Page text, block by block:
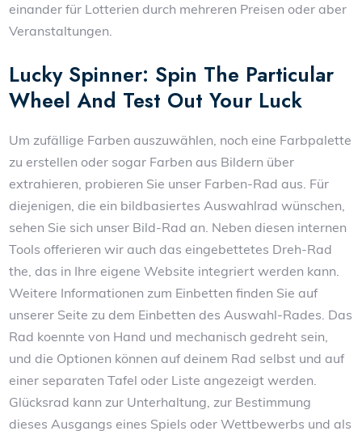
einander für Lotterien durch mehreren Preisen oder aber
Veranstaltungen.
Lucky Spinner: Spin The Particular
Wheel And Test Out Your Luck
Um zufällige Farben auszuwählen, noch eine Farbpalette
zu erstellen oder sogar Farben aus Bildern über
extrahieren, probieren Sie unser Farben-Rad aus. Für
diejenigen, die ein bildbasiertes Auswahlrad wünschen,
sehen Sie sich unser Bild-Rad an. Neben diesen internen
Tools offerieren wir auch das eingebettetes Dreh-Rad
the, das in Ihre eigene Website integriert werden kann.
Weitere Informationen zum Einbetten finden Sie auf
unserer Seite zu dem Einbetten des Auswahl-Rades. Das
Rad koennte von Hand und mechanisch gedreht sein,
und die Optionen können auf deinem Rad selbst und auf
einer separaten Tafel oder Liste angezeigt werden.
Glücksrad kann zur Unterhaltung, zur Bestimmung
dieses Ausgangs eines Spiels oder Wettbewerbs und als